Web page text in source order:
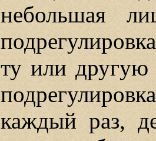
небольшая
ту или другую
каждый раз,